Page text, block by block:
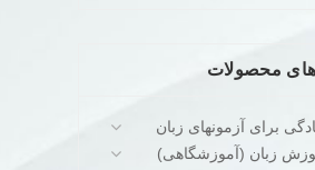
محصولات
برای آزمونهای زبان
زبان (آموزشگاهی)